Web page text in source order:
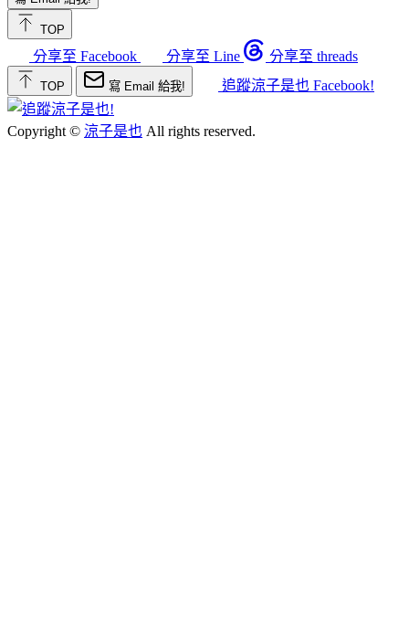
TOP
分享至 Facebook 分享至 Line 分享至 threads
TOP 寫 Email 給我! 追蹤涼子是也 Facebook!
Copyright © 涼子是也 All rights reserved.